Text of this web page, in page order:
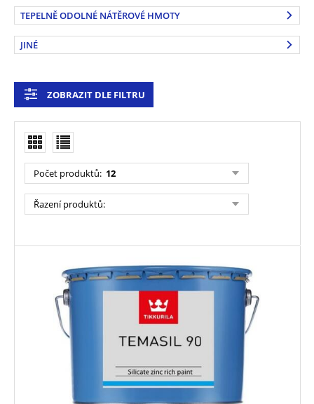
TEPELNĚ ODOLNÉ NÁTĚROVÉ HMOTY
JINÉ
ZOBRAZIT DLE FILTRU
Počet produktů: 12
Řazení produktů: